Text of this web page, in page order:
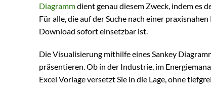
Diagrammdient genau diesem Zweck, indem es
Für alle, die auf der Suche nach einer
Download sofort einsetzbar ist.
Die Visualisierung mithilfe eines Sankey
präsentieren. Ob in der Industrie, im
Excel Vorlage versetzt Sie in die Lage, ohne